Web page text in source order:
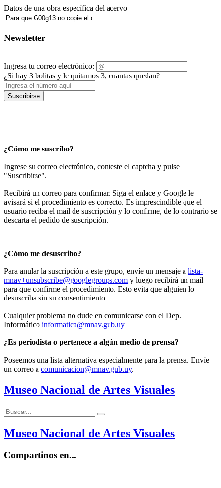
Datos de una obra específica del acervo
Newsletter
Ingresa tu correo electrónico:
¿Si hay 3 bolitas y le quitamos 3, cuantas quedan?
Suscribirse
¿Cómo me suscribo?
Ingrese su correo electrónico, conteste el captcha y pulse
"Suscribirse".
Recibirá un correo para confirmar. Siga el enlace y Google le
avisará si el procedimiento es correcto. Es imprescindible que el
usuario reciba el mail de suscripción y lo confirme, de lo contrario se
descarta el pedido de suscripción.
¿Cómo me desuscribo?
Para anular la suscripción a este grupo, envíe un mensaje a lista-
mnav+unsubscribe@googlegroups.com y luego recibirá un mail
para que confirme el procedimiento. Esto evita que alguien lo
desuscriba sin su consentimiento.
Cualquier problema no dude en comunicarse con el Dep.
Informático informatica@mnav.gub.uy
¿Es periodista o pertenece a algún medio de prensa?
Poseemos una lista alternativa especialmente para la prensa. Envíe
un correo a comunicacion@mnav.gub.uy.
Museo Nacional de Artes Visuales
Buscar:
Buscar
Museo Nacional de Artes Visuales
Compartinos en...